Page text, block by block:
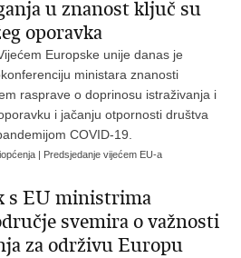
u znanost ključ su
oporavka
Europske unije danas je
ministara znanosti
rasprave o doprinosu istraživanja i
i jačanju otpornosti društva
COVID-19.
| Predsjedanje vijećem EU-a
s EU ministrima
svemira o važnosti
za održivu Europu